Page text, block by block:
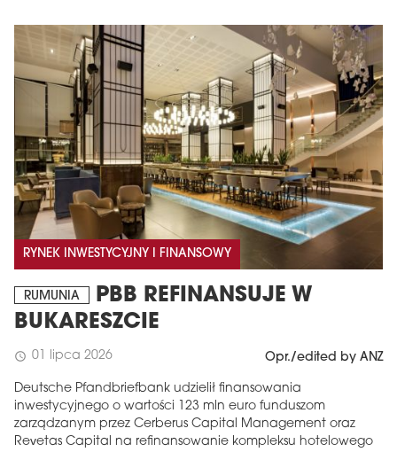
RYNEK INWESTYCYJNY I FINANSOWY
RUMUNIA
PBB REFINANSUJE W
BUKARESZCIE
schedule 01 lipca 2026 Opr./edited by ANZ
Deutsche Pfandbriefbank udzielił finansowania
inwestycyjnego o wartości 123 mln euro funduszom
zarządzanym przez Cerberus Capital Management oraz
Revetas Capital na refinansowanie kompleksu hotelowego